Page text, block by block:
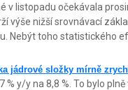
v listopadu očekávala
výše nižší srovnávací
Nebýt toho statistického
jádrové složky mírně
% y/y na 8,8 %. To bylo